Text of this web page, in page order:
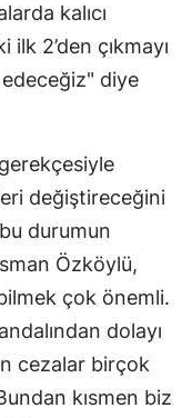
Tunceli
Şanlıurfa
Van
Yozgat
Zonguldak
Aksaray
Bayburt
Karaman
kalıcı
2’den çıkmayı
diye
değiştireceğini
durumun
Özköylü,
çok önemli.
dolayı
cezalar birçok
kısmen biz